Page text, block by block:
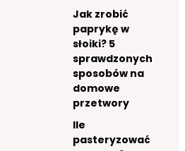
Jak zrobić
paprykę w
słoiki? 5
sprawdzonych
sposobów na
domowe
przetwory
Ile
pasteryzować